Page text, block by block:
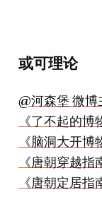
或可理论
@河森堡 微博
《了不起的博
《脑洞大开博
《唐朝穿越指
《唐朝定居指